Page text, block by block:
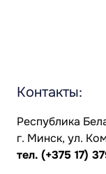
Контакты:
Республика
г. Минск, ул.
тел. (+375 17)